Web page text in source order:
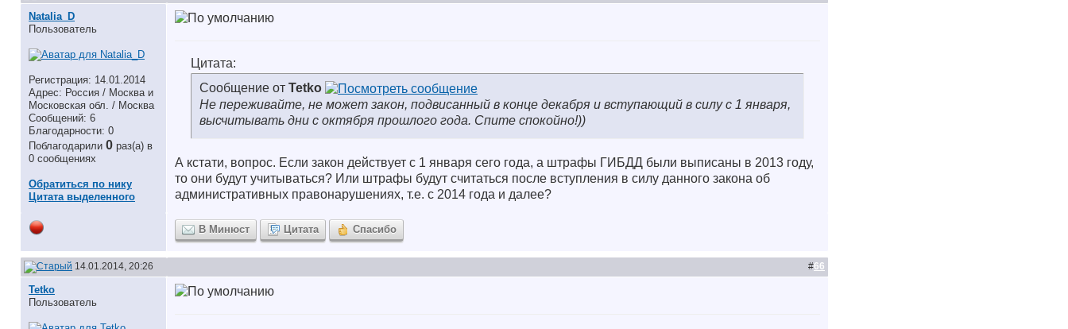
Natalia_D
Пользователь
Регистрация: 14.01.2014
Адрес: Россия / Москва и
Московская обл. / Москва
Сообщений: 6
Благодарности: 0
Поблагодарили 0 раз(а) в
0 сообщениях
Обратиться по нику
Цитата выделенного
Цитата:
Сообщение от Tetko
Не переживайте, не может закон, подвисанный в конце декабря и вступающий в силу с 1 января,
высчитывать дни с октября прошлого года. Спите спокойно!))
А кстати, вопрос. Если закон действует с 1 января сего года, а штрафы ГИБДД были выписаны в 2013 году,
то они будут учитываться? Или штрафы будут считаться после вступления в силу данного закона об
административных правонарушениях, т.е. с 2014 года и далее?
В Минюст Цитата Спасибо
14.01.2014, 20:26 #66
Tetko
Пользователь